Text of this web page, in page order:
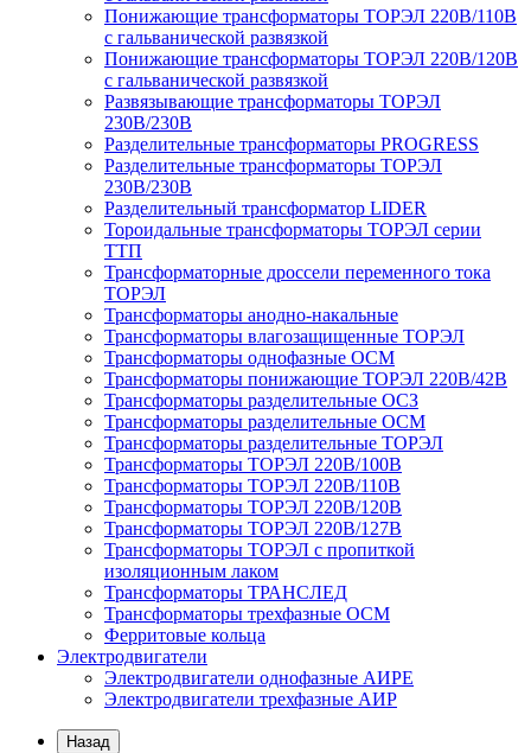
Понижающие трансформаторы ТОРЭЛ 220В/110В
с гальванической развязкой
Понижающие трансформаторы ТОРЭЛ 220В/120В
с гальванической развязкой
Развязывающие трансформаторы ТОРЭЛ
230В/230В
Разделительные трансформаторы PROGRESS
Разделительные трансформаторы ТОРЭЛ
230В/230В
Разделительный трансформатор LIDER
Тороидальные трансформаторы ТОРЭЛ серии
ТТП
Трансформаторные дроссели переменного тока
ТОРЭЛ
Трансформаторы анодно-накальные
Трансформаторы влагозащищенные ТОРЭЛ
Трансформаторы однофазные ОСМ
Трансформаторы понижающие ТОРЭЛ 220В/42В
Трансформаторы разделительные ОСЗ
Трансформаторы разделительные ОСМ
Трансформаторы разделительные ТОРЭЛ
Трансформаторы ТОРЭЛ 220В/100В
Трансформаторы ТОРЭЛ 220В/110В
Трансформаторы ТОРЭЛ 220В/120В
Трансформаторы ТОРЭЛ 220В/127В
Трансформаторы ТОРЭЛ с пропиткой
изоляционным лаком
Трансформаторы ТРАНСЛЕД
Трансформаторы трехфазные ОСМ
Ферритовые кольца
Электродвигатели
Электродвигатели однофазные АИРЕ
Электродвигатели трехфазные АИР
Назад